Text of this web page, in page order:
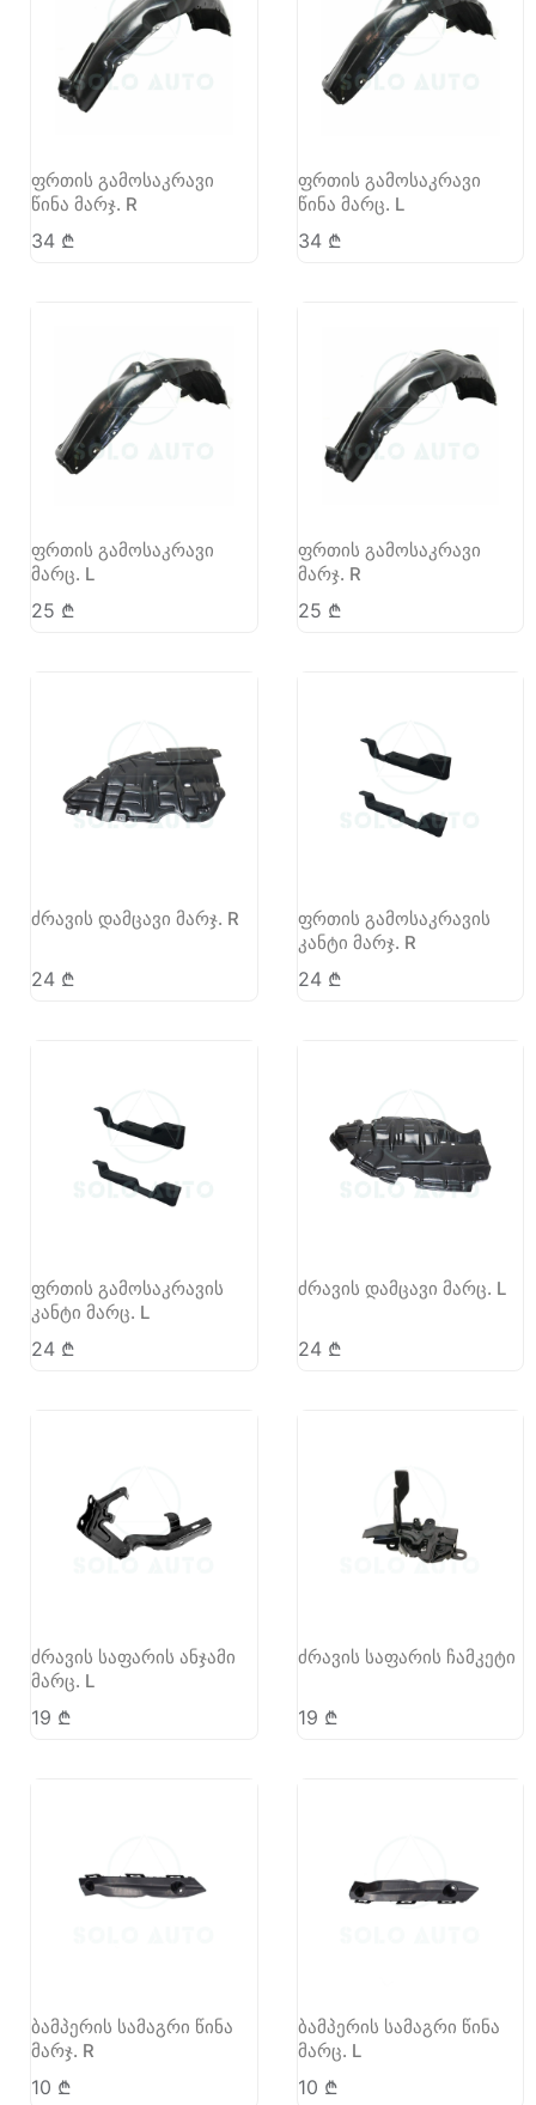
ფრთის გამოსაკრავი
წინა მარჯ. R
34 ₾
ფრთის გამოსაკრავი
წინა მარც. L
34 ₾
ფრთის გამოსაკრავი
მარც. L
25 ₾
ფრთის გამოსაკრავი
მარჯ. R
25 ₾
ძრავის დამცავი მარჯ. R
24 ₾
ფრთის გამოსაკრავის
კანტი მარჯ. R
24 ₾
ფრთის გამოსაკრავის
კანტი მარც. L
24 ₾
ძრავის დამცავი მარც. L
24 ₾
ძრავის საფარის ანჯამი
მარც. L
19 ₾
ძრავის საფარის ჩამკეტი
19 ₾
ბამპერის სამაგრი წინა
მარჯ. R
10 ₾
ბამპერის სამაგრი წინა
მარც. L
10 ₾